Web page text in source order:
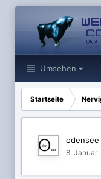
Umsehen
Startseite
odensee
8. Januar